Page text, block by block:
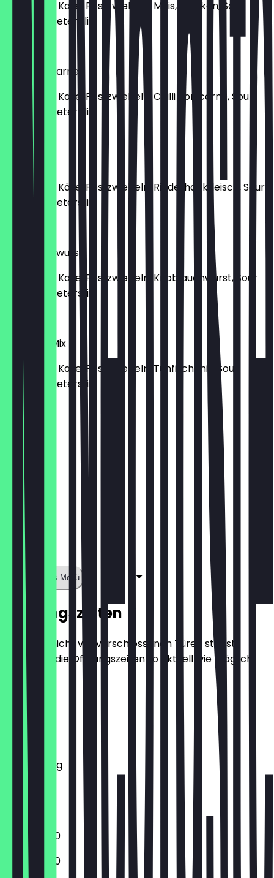
Kartoffeln, Käse, Röstzwiebeln, Mais, Chicken, Sour
Cream & Petersilie
7,95 €
Chilli con carne
Kartoffeln, Käse, Röstzwiebeln, Chilli con carne, Sour
Cream & Petersilie
7,95 €
Kartoffeln, Käse, Röstzwiebeln, Rinderhackfleisch, Sour
Cream & Petersilie
Knoblauchwurst
Kartoffeln, Käse, Röstzwiebeln, Knoblauchwurst, Sour
Cream & Petersilie
Tunfisch-Mix
Kartoffeln, Käse, Röstzwiebeln, Tunfisch mix, Sour
Cream & Petersilie
7,95 €
Zeige ganzes Menü
Öffnungszeiten
Damit du nicht vor verschlossenen Türen stehst,
halten wir die Öffnungszeiten so aktuell wie möglich.
Montag
Dienstag
Mittwoch
Donnerstag
Freitag
Samstag
Sonntag
11:30 - 20:00
11:30 - 20:00